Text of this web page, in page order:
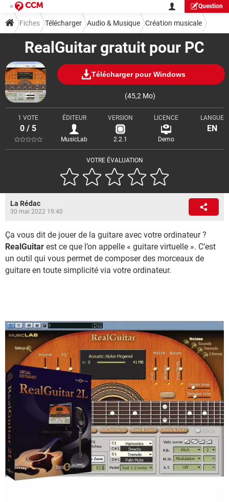
Question
RealGuitar gratuit pour PC
Télécharger pour Windows
(45,2 Mo)
VOTRE ÉVALUATION
1 VOTE
0 / 5
ÉDITEUR
MusicLab
VERSION
2.2.1
LICENCE
Demo
LANGUE
EN
Fiches Télécharger Audio & Musique Création musicale
La Rédac
30 mai 2022 19:40
Ça vous dit de jouer de la guitare avec votre ordinateur ?
RealGuitar est ce que l’on appelle « guitare virtuelle ». C’est
un outil qui vous permet de composer des morceaux de
guitare en toute simplicité via votre ordinateur.